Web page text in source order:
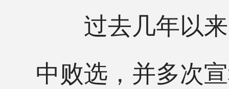
过去几年以来
中败选，并多次